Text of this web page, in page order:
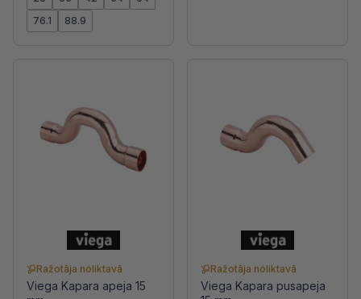
76.1
88.9
Ražotāja noliktavā
Viega Kapara apeja 15
Ražotāja noliktavā
Viega Kapara pusapeja